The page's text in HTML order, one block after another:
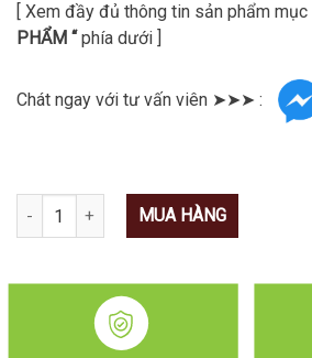
[ Xem đầy đủ thông tin sản phẩm mục
PHẨM “phía dưới ]
Chát ngay với tư vấn viên ➤➤➤ :
Số lượng MUA HÀNG